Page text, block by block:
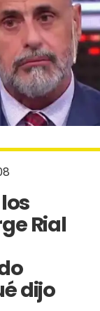
Rial
dijo